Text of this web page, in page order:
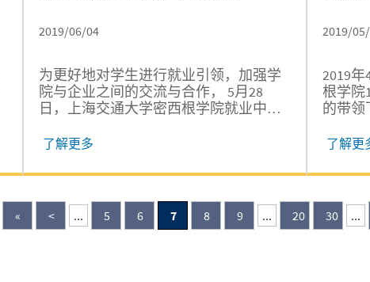
2019/06/04
为更好地对学生进行就业引领，加强学
院与企业之间的交流与合作， 5月28
日，上海交通大学密西根学院就业中心
学生代表们前往两家奖学金设立企业参
了解更多
2019/
2019
根学院
的带领
了解更
« < ... 5 6 7 8 9 ... 20 30 ...